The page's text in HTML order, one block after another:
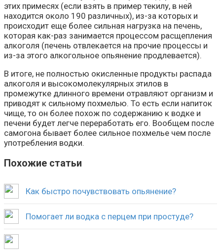
этих примесях (если взять в пример текилу, в ней
находится около 190 различных), из-за которых и
происходит еще более сильная нагрузка на печень,
которая как-раз занимается процессом расщепления
алкоголя (печень отвлекается на прочие процессы и
из-за этого алкогольное опьянение продлевается).
В итоге, не полностью окисленные продукты распада
алкоголя и высокомолекулярных этилов в
промежутке длинного времени отравляют организм и
приводят к сильному похмелью. То есть если напиток
чище, то он более похож по содержанию к водке и
печени будет легче переработать его. Вообщем после
самогона бывает более сильное похмелье чем после
употребления водки.
Похожие статьи
Как быстро почувствовать опьянение?
Помогает ли водка с перцем при простуде?